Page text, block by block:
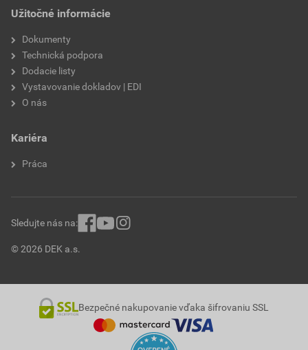
Užitočné informácie
Dokumenty
Technická podpora
Dodacie listy
Vystavovanie dokladov | EDI
O nás
Kariéra
Práca
© 2026 DEK a.s.
Sledujte nás na:
Bezpečné nakupovanie vďaka šifrovaniu SSL